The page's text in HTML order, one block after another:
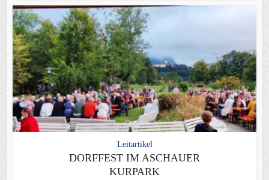
Leitartikel
DORFFEST IM ASCHAUER
KURPARK